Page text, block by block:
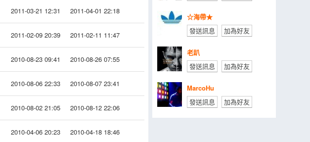
2011-03-21 12:31 2011-04-01 22:18
2011-02-09 20:39 2011-02-11 11:47
2010-08-23 09:41 2010-08-26 07:55
2010-08-06 22:33 2010-08-07 23:41
2010-08-02 21:05 2010-08-12 22:06
2010-04-06 20:23 2010-04-18 18:46
☆海帶★
發送訊息
加為好友
老趴
發送訊息
加為好友
MarcoHu
發送訊息
加為好友